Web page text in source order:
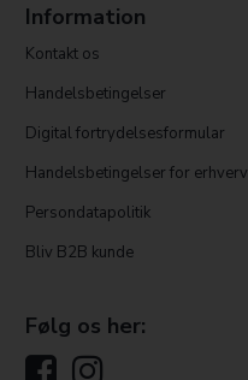
Information
Kontakt os
Handelsbetingelser
Digital fortrydelsesformular
Handelsbetingelser for erhverv
Persondatapolitik
Bliv B2B kunde
Følg os her: